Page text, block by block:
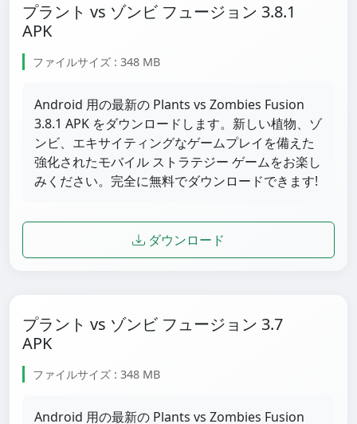
プラント vs ゾンビ フュージョン 3.8.1
APK
ファイルサイズ : 348 MB
Android 用の最新の Plants vs Zombies Fusion
3.8.1 APK をダウンロードします。新しい植物、ゾ
ンビ、エキサイティングなゲームプレイを備えた
強化されたモバイル ストラテジー ゲームをお楽し
みください。完全に無料でダウンロードできます!
ダウンロード
プラント vs ゾンビ フュージョン 3.7
APK
ファイルサイズ : 348 MB
Android 用の最新の Plants vs Zombies Fusion